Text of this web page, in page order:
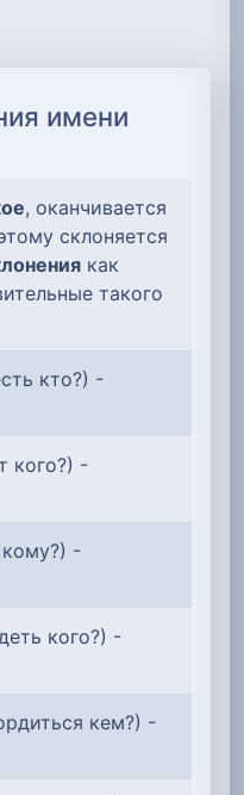
имени
, оканчивается
склоняется
как
такого
кто?) -
кого?) -
-
кого?) -
кем?) -